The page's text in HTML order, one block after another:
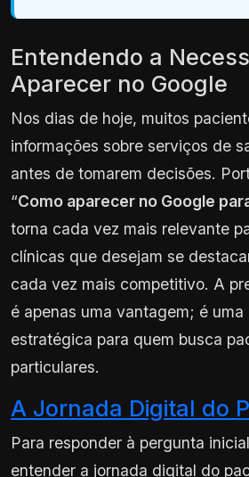
Entendendo a
Aparecer no Google
Nos dias de hoje, muitos
informações sobre serviços de
antes de tomarem decisões.
“Como aparecer no Google
torna cada vez mais relevante
clínicas que desejam se
cada vez mais competitivo. A
é apenas uma vantagem; é
estratégica para quem busca
particulares.
A Jornada Digital do
Para responder à pergunta
entender a jornada digital do